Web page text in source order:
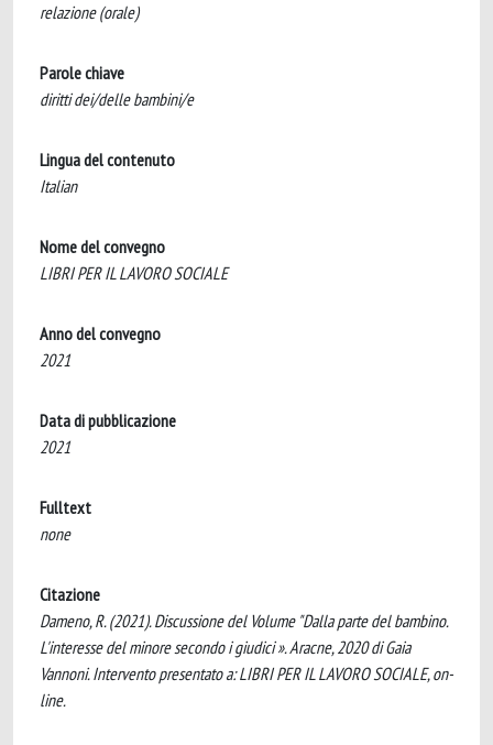
relazione (orale)
Parole chiave
diritti dei/delle bambini/e
Lingua del contenuto
Italian
Nome del convegno
LIBRI PER IL LAVORO SOCIALE
Anno del convegno
2021
Data di pubblicazione
2021
Fulltext
none
Citazione
Dameno, R. (2021). Discussione del Volume "Dalla parte del bambino.
L'interesse del minore secondo i giudici ». Aracne, 2020 di Gaia
Vannoni. Intervento presentato a: LIBRI PER IL LAVORO SOCIALE, on-
line.